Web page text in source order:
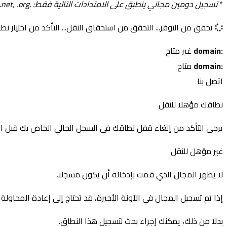
*تسجيل دومين مجاني ينطبق على الامتدادات التالية فقط: .com, .net, .org
تحقق من التوفر... التحقق من استحقاق النقل... التأكد من اختيار
:domain
غير متاح
:domain
متاح
اتصل بنا
نطاقك مؤهلا للنقل
يرجى التأكد من إلغاء قفل نطاقك في السجل الحالي الخاص بك قبل
غير مؤهل للنقل
لا يظهر المجال الذي قمت بإدخاله أن يكون مسجلا.
إذا تم تسجيل المجال في الآونة الأخيرة، قد تحتاج إلى إعادة
بدلا من ذلك، يمكنك إجراء بحث لتسجيل هذا النطاق.